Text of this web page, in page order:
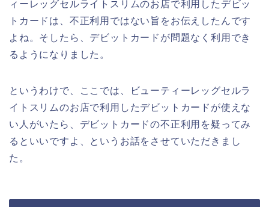
ィーレッグセルライトスリムのお店で利用したデビッ
トカードは、不正利用ではない旨をお伝えしたんです
よね。そしたら、デビットカードが問題なく利用でき
るようになりました。
というわけで、ここでは、ビューティーレッグセルラ
イトスリムのお店で利用したデビットカードが使えな
い人がいたら、デビットカードの不正利用を疑ってみ
るといいですよ、というお話をさせていただきまし
た。